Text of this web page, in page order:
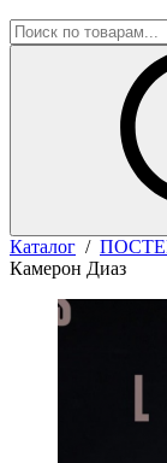
Каталог /
Камерон Диаз